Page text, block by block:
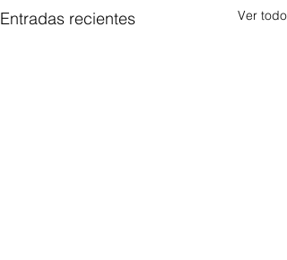
Entradas recientes Ver todo